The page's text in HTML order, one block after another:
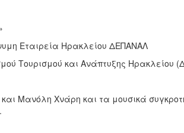
Εταιρεία Ηρακλείου ΔΕΠΑΝΑΛ
Τουρισμού και Ανάπτυξης Ηρακλείου
Μανόλη Χνάρη και τα μουσικά